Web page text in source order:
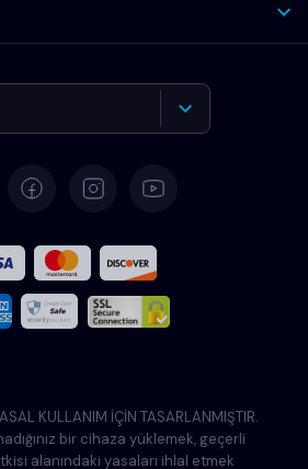
KULLANIM İÇİN TASARLANMIŞTIR.
bir cihaza yüklemek, geçerli
alanındaki yasaları ihlal etmek